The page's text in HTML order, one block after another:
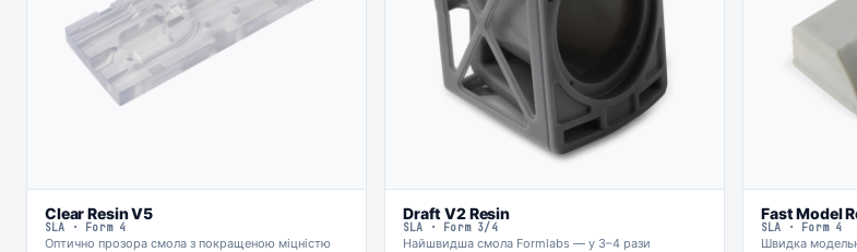
Clear Resin V5
SLA · Form 4
Оптично прозора смола з покращеною міцністю
Draft V2 Resin
SLA · Form 3/4
Найшвидша смола Formlabs — у 3–4 рази
Fast Model
SLA · Form 4
Швидка